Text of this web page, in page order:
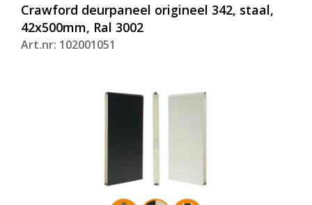
Crawford deurpaneel origineel 342, staal,
42x500mm, Ral 3002
Art.nr: 102001051